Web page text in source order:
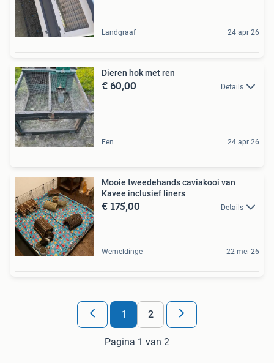
Landgraaf 24 apr 26
Dieren hok met ren
€ 60,00 Details
Een 24 apr 26
Mooie tweedehands caviakooi van
Kavee inclusief liners
€ 175,00 Details
Wemeldinge 22 mei 26
1 2
Pagina 1 van 2